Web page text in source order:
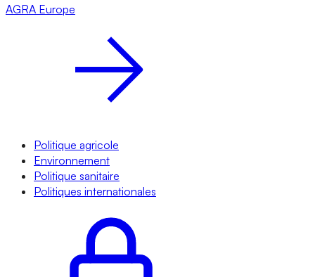
AGRA Europe
Politique agricole
Environnement
Politique sanitaire
Politiques internationales